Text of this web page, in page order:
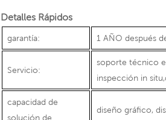
Detalles Rápidos
garantía: 1 AÑO después
Servicio:
soporte técnico
inspección in
capacidad de
solución de
diseño gráfico,